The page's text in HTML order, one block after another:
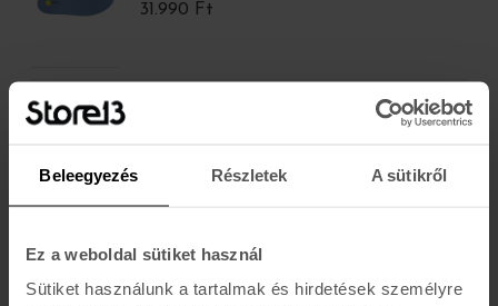
Beleegyezés Részletek A sütikről
Ez a weboldal sütiket használ
Sütiket használunk a tartalmak és hirdetések személyre
31.990 Ft
WINTER 3D